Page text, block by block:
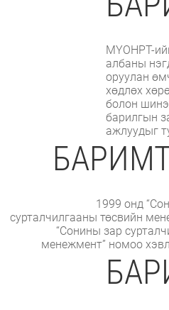
МҮОНРТ-
албаны
оруулан
хөдлөх
болон
барилгын
ажлуудыг
1999 онд
сурталчилгааны төсвийн
“Сонины зар
менежмент” номоо